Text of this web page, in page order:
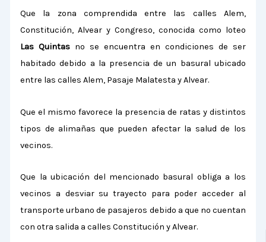
Que la zona comprendida entre las calles Alem,
Constitución, Alvear y Congreso, conocida como loteo
Las Quintas no se encuentra en condiciones de ser
habitado debido a la presencia de un basural ubicado
entre las calles Alem, Pasaje Malatesta y Alvear.
Que el mismo favorece la presencia de ratas y distintos
tipos de alimañas que pueden afectar la salud de los
vecinos.
Que la ubicación del mencionado basural obliga a los
vecinos a desviar su trayecto para poder acceder al
transporte urbano de pasajeros debido a que no cuentan
con otra salida a calles Constitución y Alvear.